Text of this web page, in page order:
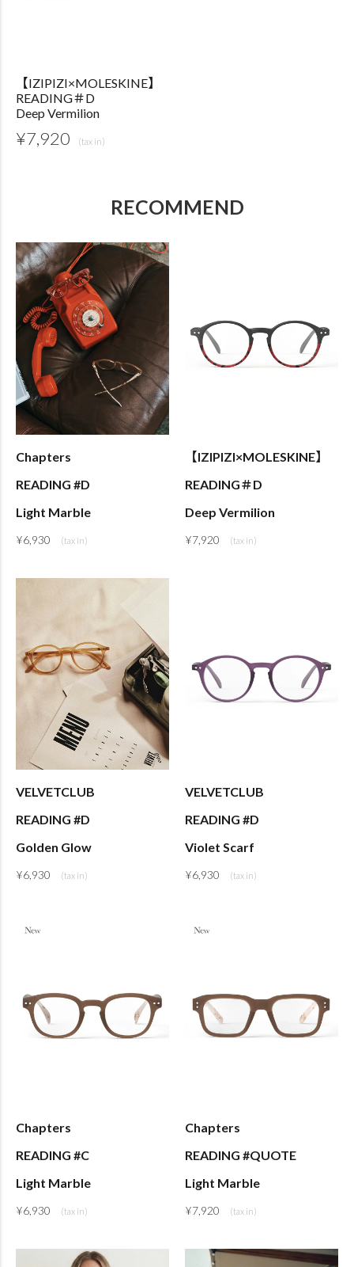
【IZIPIZI×MOLESKINE】
READING＃D
Deep Vermilion
¥7,920
RECOMMEND
Chapters
READING #D
Light Marble
¥6,930
【IZIPIZI×MOLESKINE】
READING＃D
Deep Vermilion
¥7,920
VELVETCLUB
READING #D
Golden Glow
¥6,930
VELVETCLUB
READING #D
Violet Scarf
¥6,930
Chapters
READING #C
Light Marble
¥6,930
Chapters
READING #QUOTE
Light Marble
¥7,920